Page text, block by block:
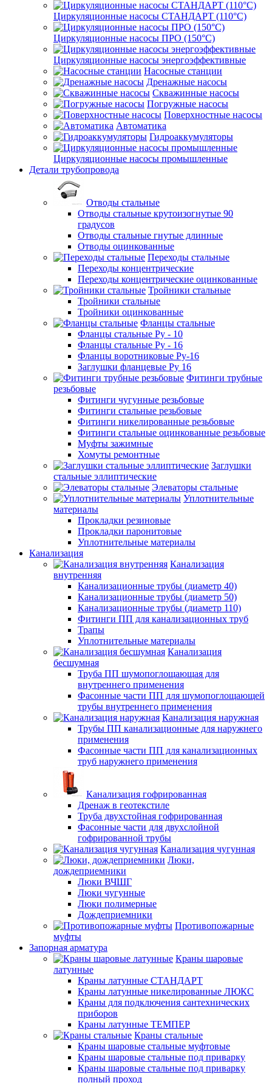
Циркуляционные насосы СТАНДАРТ (110°C)
Циркуляционные насосы ПРО (150°C)
Циркуляционные насосы энергоэффективные
Насосные станции
Дренажные насосы
Скважинные насосы
Погружные насосы
Поверхностные насосы
Автоматика
Гидроаккумуляторы
Циркуляционные насосы промышленные
Детали трубопровода
Отводы стальные
Отводы стальные крутоизогнутые 90
градусов
Отводы стальные гнутые длинные
Отводы оцинкованные
Переходы стальные
Переходы концентрические
Переходы концентрические оцинкованные
Тройники стальные
Тройники стальные
Тройники оцинкованные
Фланцы стальные
Фланцы стальные Ру - 10
Фланцы стальные Ру - 16
Фланцы воротниковые Ру-16
Заглушки фланцевые Ру 16
Фитинги трубные
резьбовые
Фитинги чугунные резьбовые
Фитинги стальные резьбовые
Фитинги никелированные резьбовые
Фитинги стальные оцинкованные резьбовые
Муфты зажимные
Хомуты ремонтные
Заглушки
стальные эллиптические
Элеваторы стальные
Уплотнительные
материалы
Прокладки резиновые
Прокладки паронитовые
Уплотнительные материалы
Канализация
Канализация
внутренняя
Канализационные трубы (диаметр 40)
Канализационные трубы (диаметр 50)
Канализационные трубы (диаметр 110)
Фитинги ПП для канализационных труб
Трапы
Уплотнительные материалы
Канализация
бесшумная
Труба ПП шумопоглощающая для
внутреннего применения
Фасонные части ПП для шумопоглощающей
трубы внутреннего применения
Канализация наружная
Трубы ПП канализационные для наружнего
применения
Фасонные части ПП для канализационных
труб наружнего применения
Канализация гофрированная
Дренаж в геотекстиле
Труба двухстойная гофрированная
Фасонные части для двухслойной
гофрированной трубы
Канализация чугунная
Люки,
дождеприемники
Люки ВЧШГ
Люки чугунные
Люки полимерные
Дождеприемники
Противопожарные
муфты
Запорная арматура
Краны шаровые
латунные
Краны латунные СТАНДАРТ
Краны латунные никелированные ЛЮКС
Краны для подключения сантехнических
приборов
Краны латунные ТЕМПЕР
Краны стальные
Краны шаровые стальные муфтовые
Краны шаровые стальные под приварку
Краны шаровые стальные под приварку
полный проход